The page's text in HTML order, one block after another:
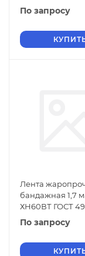
По запросу
Лента
бандажная 1,7
ХН60ВТ ГОСТ
По запросу